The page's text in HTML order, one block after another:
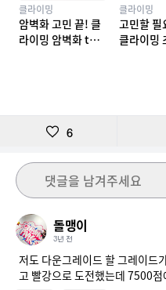
클라이밍
암벽화 고민 끝! 클
라이밍 암벽화 top
클라이밍
고민할 필
클라이밍
6
댓글을 남겨주세요
돌맹이
3년 전
저도 다운그레이드 할 그레이드
고 빨강으로 도전했는데 7500